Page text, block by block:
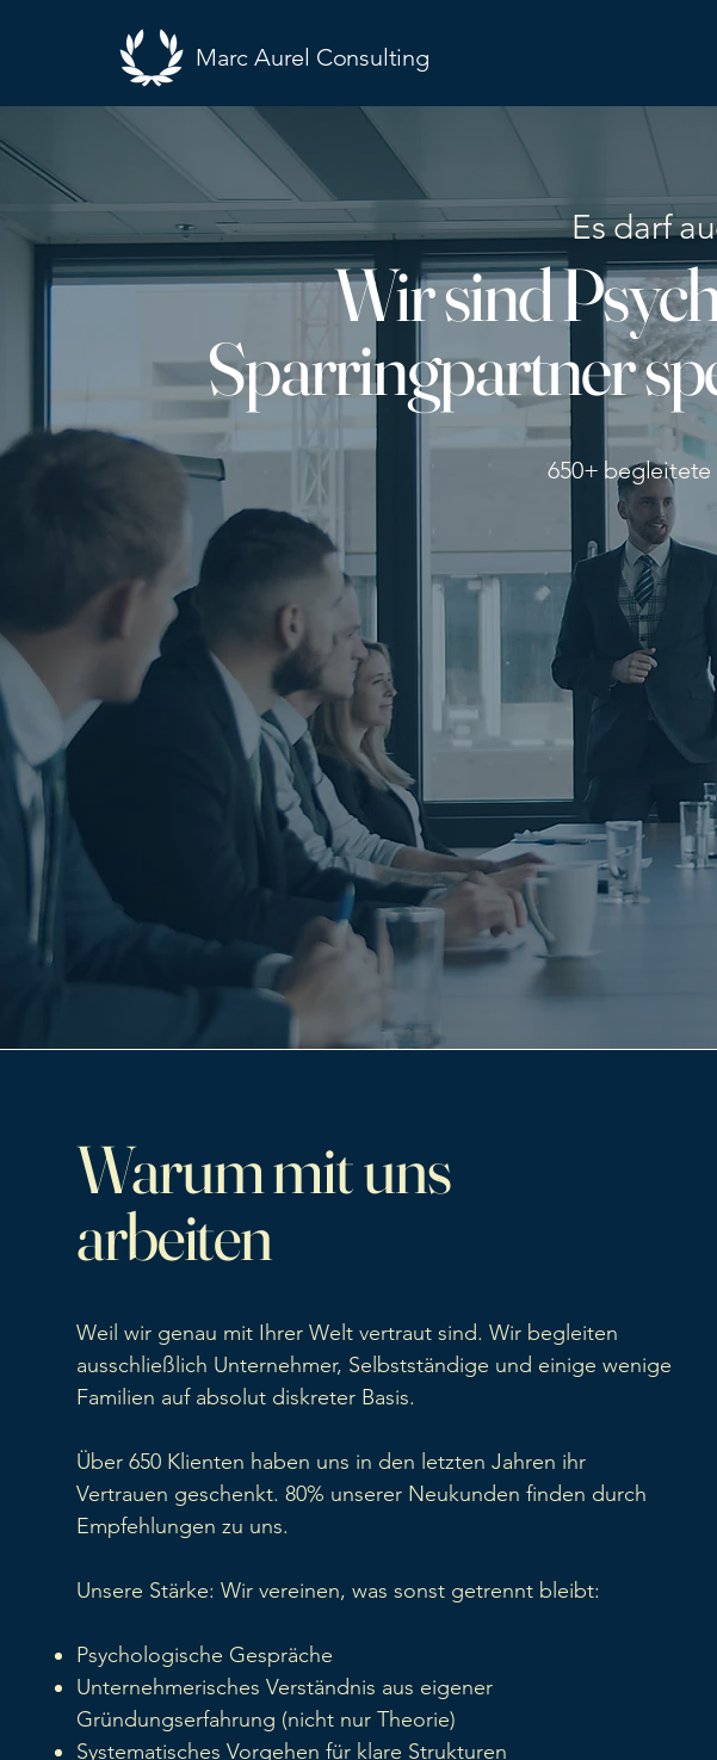
Marc Aurel Consulting
Es darf
Wir sind
Sparringpartner
650+ begleitete
Warum mit uns
arbeiten
Weil wir genau mit Ihrer Welt vertraut sind. Wir begleiten
ausschließlich Unternehmer, Selbstständige und einige wenige
Familien auf absolut diskreter Basis.
Über 650 Klienten haben uns in den letzten Jahren ihr
Vertrauen geschenkt. 80% unserer Neukunden finden durch
Empfehlungen zu uns.
Unsere Stärke: Wir vereinen, was sonst getrennt bleibt:
Psychologische Gespräche
Unternehmerisches Verständnis aus eigener
Gründungserfahrung (nicht nur Theorie)
Systematisches Vorgehen für klare Strukturen